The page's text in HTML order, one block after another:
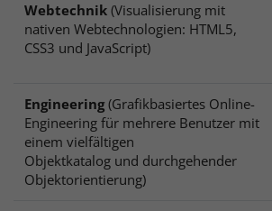
Webtechnik (Visualisierung mit
nativen Webtechnologien: HTML5,
CSS3 und JavaScript)
Engineering (Grafikbasiertes Online-
Engineering für mehrere Benutzer mit
einem vielfältigen
Objektkatalog und durchgehender
Objektorientierung)